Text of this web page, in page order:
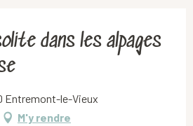
dans les alpages
Entremont-le-Vieux
M'y rendre